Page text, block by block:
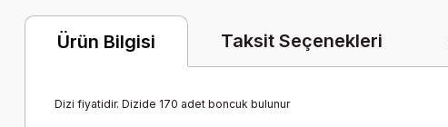
Ürün Bilgisi Taksit Seçenekleri
Dizi fiyatidir. Dizide 170 adet boncuk bulunur